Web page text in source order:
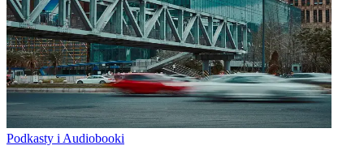
Podkasty i Audiobooki